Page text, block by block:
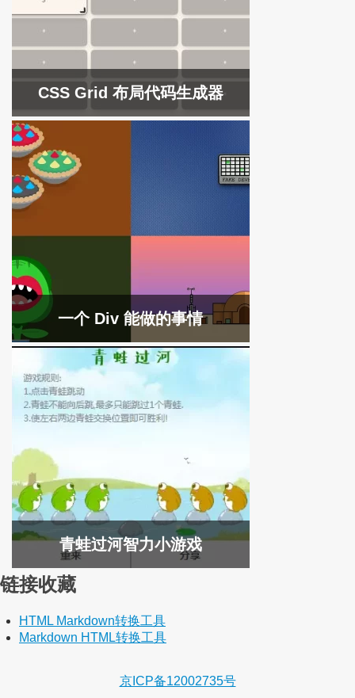
CSS Grid 布局代码生成器
一个 Div 能做的事情
青蛙过河智力小游戏
链接收藏
HTML Markdown转换工具
Markdown HTML转换工具
京ICP备12002735号